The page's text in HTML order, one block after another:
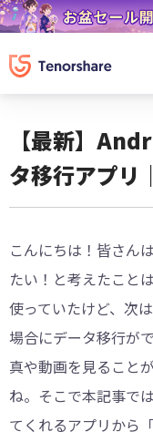
【最新】
タ移行アプリ
こんにちは！皆さん
たい！と考えたこと
使っていたけど、次
場合にデータ移行が
真や動画を見ること
ね。そこで本記事で
てくれるアプリから